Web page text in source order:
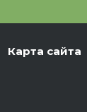
Карта сайта